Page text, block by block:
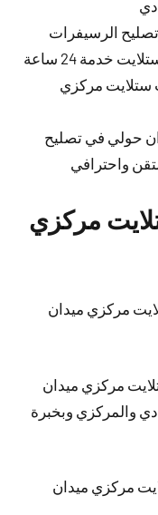
الرسيفرات
خدمة 24 ساعة
ستلايت مركزي
حولي في تصليح
واحترافي
مركزي
مركزي ميدان
مركزي ميدان
والمركزي وبخبرة
مركزي ميدان